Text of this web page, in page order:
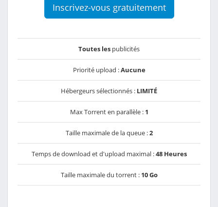
Inscrivez-vous gratuitement
Toutes les publicités
Priorité upload :Aucune
Hébergeurs sélectionnés : LIMITÉ
Max Torrent en parallèle : 1
Taille maximale de la queue :2
Temps de download et d'upload maximal :48 Heures
Taille maximale du torrent : 10 Go